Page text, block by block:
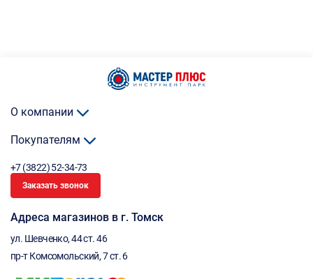
О компании
Покупателям
+7 (3822) 52-34-73
Заказать звонок
Адреса магазинов в г. Томск
ул. Шевченко, 44 ст. 46
пр-т Комсомольский, 7 ст. 6